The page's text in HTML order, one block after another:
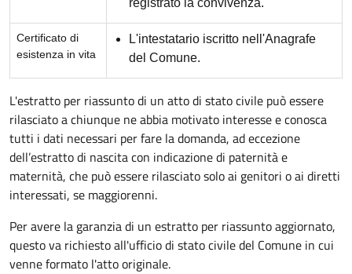
Certificato di
esistenza in vita
L'intestatario iscritto nell'Anagrafe
del Comune.
L'estratto per riassunto di un atto di stato civile può essere
rilasciato a chiunque ne abbia motivato interesse e conosca
tutti i dati necessari per fare la domanda, ad eccezione
dell’estratto di nascita con indicazione di paternità e
maternità, che può essere rilasciato solo ai genitori o ai diretti
interessati, se maggiorenni.
Per avere la garanzia di un estratto per riassunto aggiornato,
questo va richiesto all'ufficio di stato civile del Comune in cui
venne formato l'atto originale.